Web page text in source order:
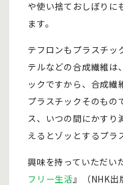
や使い捨ておしぼりに
ます。
テフロンもプラスチッ
テルなどの合成繊維は
ックですから、合成繊
プラスチックそのもの
ス、いつの間にかすり
えるとゾッとするプラ
興味を持っていただい
フリー生活 』（NHK